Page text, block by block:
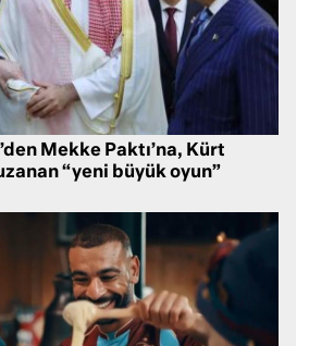
Mekke Paktı’na, Kürt
“yeni büyük oyun”